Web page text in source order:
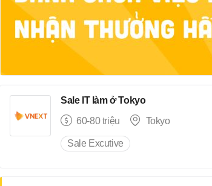
Sale IT làm ở Tokyo
60-80 triệu
Tokyo
Sale Excutive